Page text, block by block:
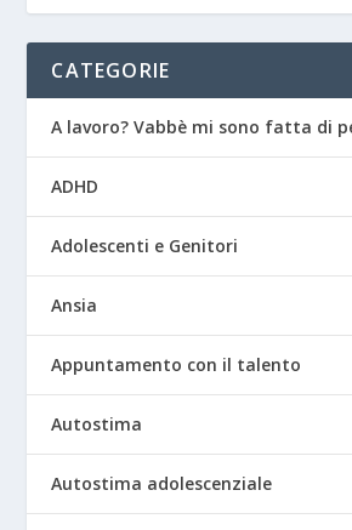
CATEGORIE
A lavoro? Vabbè mi sono fatta di
ADHD
Adolescenti e Genitori
Ansia
Appuntamento con il talento
Autostima
Autostima adolescenziale